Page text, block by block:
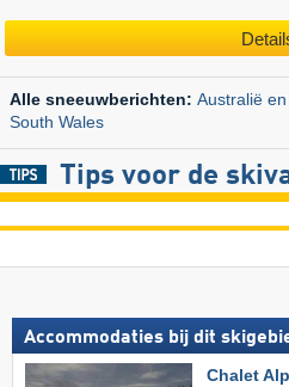
Alle sneeuwberichten: Australië
South Wales
Tips voor de
Accommodaties bij dit
Chalet